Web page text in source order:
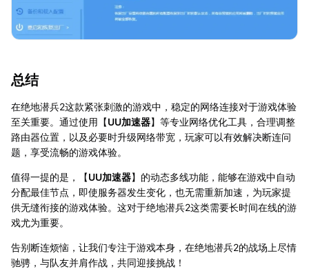
总结
在绝地潜兵2这款紧张刺激的游戏中，稳定的网络连接对于游戏体验
至关重要。通过使用【UU加速器】等专业网络优化工具，合理调整
路由器位置，以及必要时升级网络带宽，玩家可以有效解决断连问
题，享受流畅的游戏体验。
值得一提的是，【UU加速器】的动态多线功能，能够在游戏中自动
分配最佳节点，即使服务器发生变化，也无需重新加速，为玩家提
供无缝衔接的游戏体验。这对于绝地潜兵2这类需要长时间在线的游
戏尤为重要。
告别断连烦恼，让我们专注于游戏本身，在绝地潜兵2的战场上尽情
驰骋，与队友并肩作战，共同迎接挑战！